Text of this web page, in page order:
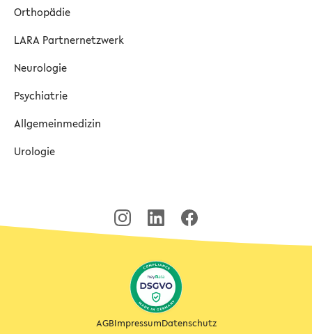
Orthopädie
LARA Partnernetzwerk
Neurologie
Psychiatrie
Allgemeinmedizin
Urologie
AGBImpressumDatenschutz